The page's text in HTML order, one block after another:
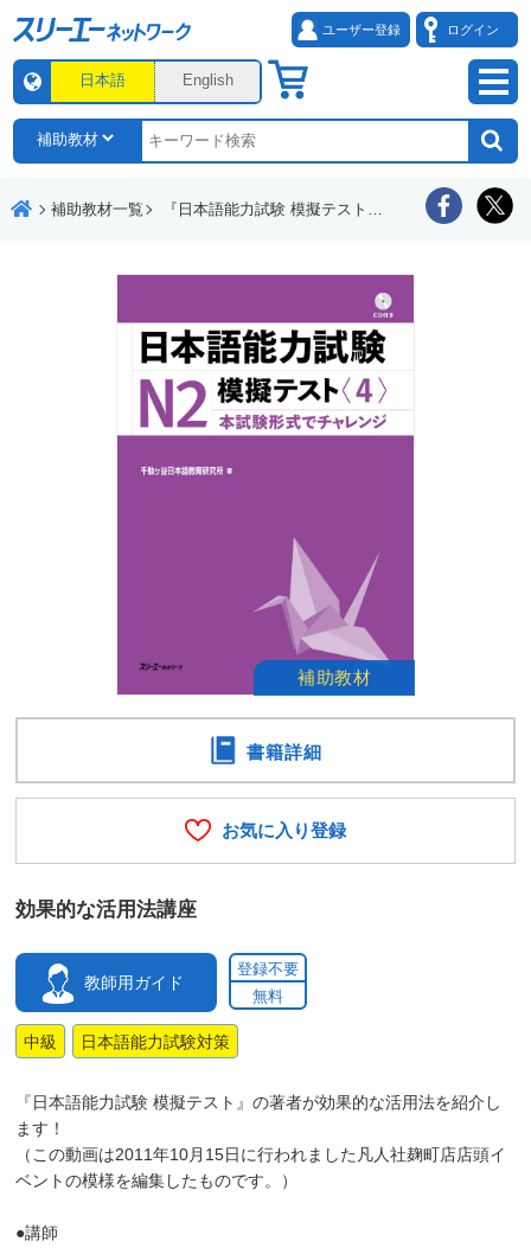
ユーザー登録 ログイン
日本語 English
補助教材一覧 『日本語能力試験 模擬テスト』動画「効果的な活用法講座」
効果的な活用法講座
教師用ガイド
登録不要
無料
中級 日本語能力試験対策
『日本語能力試験 模擬テスト』の著者が効果的な活用法を紹介し
ます！
（この動画は2011年10月15日に行われました凡人社麹町店店頭イ
ベントの模様を編集したものです。）
●講師
書籍詳細
お気に入り登録